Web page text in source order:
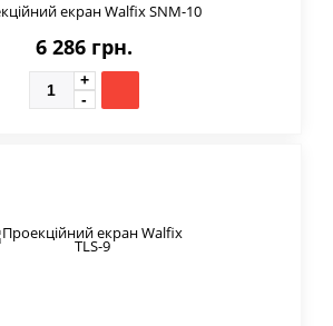
екран Walfix SNM-10
6 286 грн.